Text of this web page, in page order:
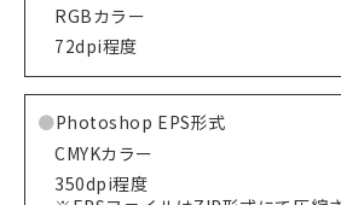
RGBカラー
72dpi程度
Photoshop EPS形式
CMYKカラー
350dpi程度